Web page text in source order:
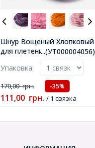
...(УТ000004056)
Шнур Вощеный Хлопковый
для плетения, Макраме и
1.5мм, около 60-65м/
связка, (УТ000004056)
Упаковка:
170,00грн. -35%
111,00 грн. / 1 связка